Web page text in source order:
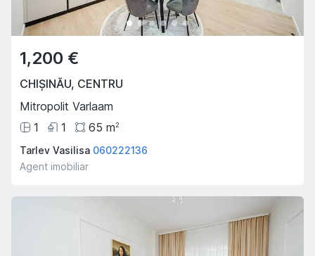
1,200 €
CHIȘINĂU, CENTRU
Mitropolit Varlaam
1
1 65 m2
Tarlev Vasilisa 060222136
Agent imobiliar